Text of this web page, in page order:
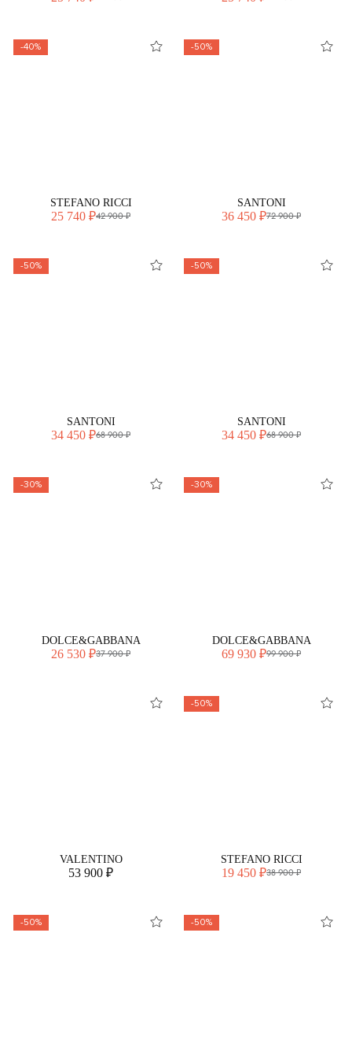
-40%
STEFANO RICCI
25 740 ₽42 900 ₽
-50%
SANTONI
36 450 ₽72 900 ₽
-50%
SANTONI
34 450 ₽68 900 ₽
-50%
SANTONI
34 450 ₽68 900 ₽
-30%
DOLCE&GABBANA
26 530 ₽37 900 ₽
-30%
DOLCE&GABBANA
69 930 ₽99 900 ₽
VALENTINO
53 900 ₽
-50%
STEFANO RICCI
19 450 ₽38 900 ₽
-50% -50%